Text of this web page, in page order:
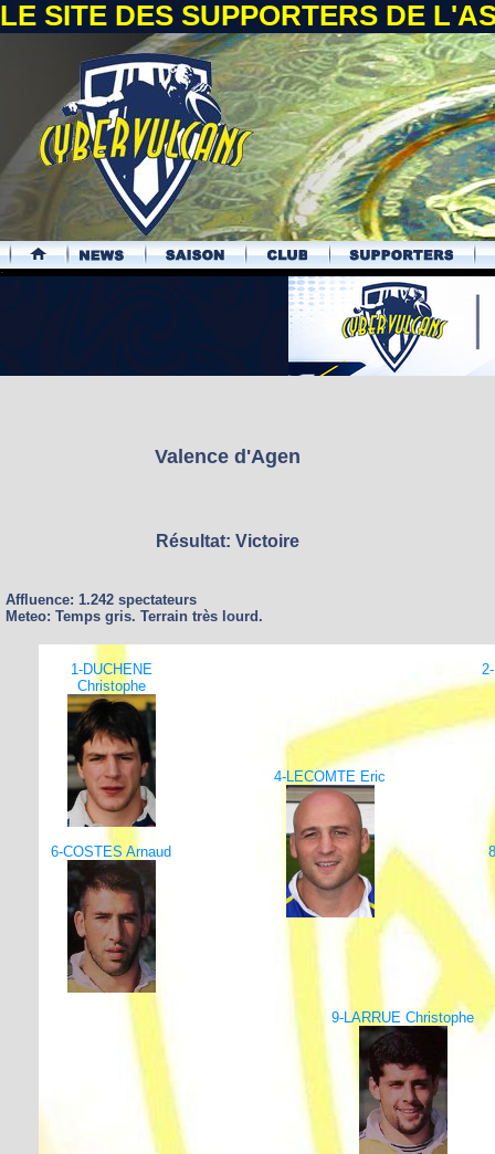
LE SITE DES SUPPORTERS DE
.
Valence d'Agen
Résultat: Victoire
Affluence: 1.242 spectateurs
Meteo: Temps gris. Terrain très lourd.
1-DUCHENE
Christophe
4-LECOMTE Eric
6-COSTES Arnaud
9-LARRUE Christophe